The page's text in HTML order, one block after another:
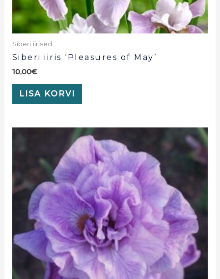
Siberi iirised
Siberi iiris ‘Pleasures of May’
10,00€
LISA KORVI